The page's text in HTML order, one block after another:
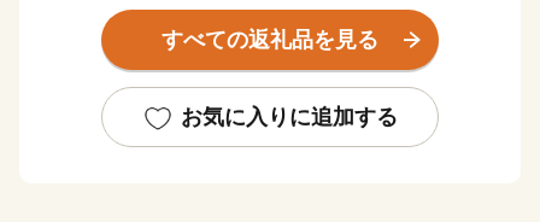
▼西部地域にはゆるやかなカーブを描く白砂青松の新宮
海岸。整備された松林の小道はパワースポットとしても
▼船に揺られ17分、ハートの形をした相島（あいのし
ま）。米ＣＮＮで世界６大ネコ島として取り上げられ、
すべての返礼品を見る
お気に入りに追加する